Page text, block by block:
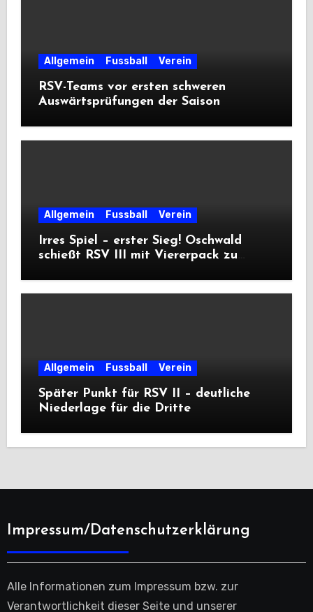
Allgemein Fussball Verein
RSV-Teams vor ersten schweren
Auswärtsprüfungen der Saison
Allgemein Fussball Verein
Irres Spiel – erster Sieg! Oschwald
schießt RSV III mit Viererpack zu
Allgemein Fussball Verein
Später Punkt für RSV II – deutliche
Niederlage für die Dritte
Impressum/Datenschutzerklärung
Alle Informationen zum Impressum bzw. zur
Verantwortlichkeit dieser Seite und unserer